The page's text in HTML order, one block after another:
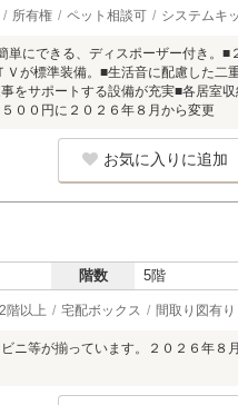
所有権 ペット相談可 システムキ
にできる、ディスポーザー付き。■
が標準装備。■生活音に配慮した二
をサポートする設備が充実■各居室
００円に２０２６年８月から変更
お気に入りに追加
階数 5階
2階以上 宅配ボックス 間取り図有り
ニ等が揃っています。２０２６年